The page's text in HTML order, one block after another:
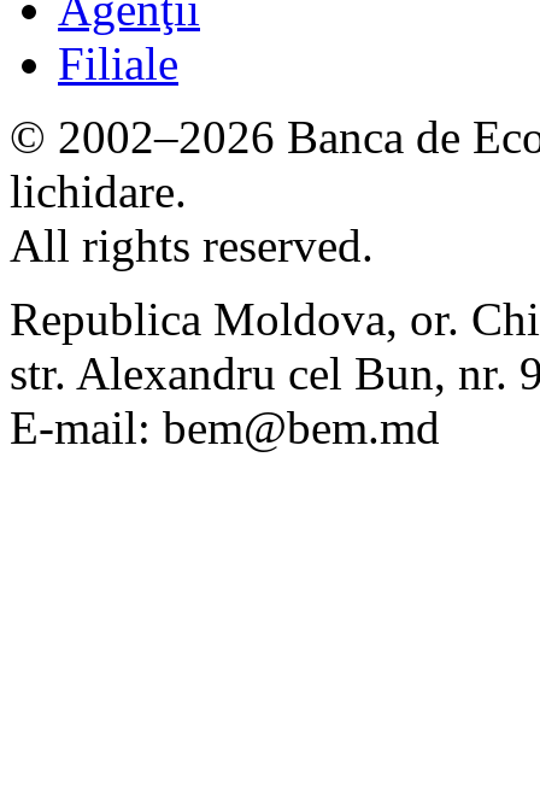
Filiale
© 2002–2026 Banca de
lichidare.
All rights reserved.
Republica Moldova, or.
str. Alexandru cel Bun, nr.
E-mail: bem@bem.md